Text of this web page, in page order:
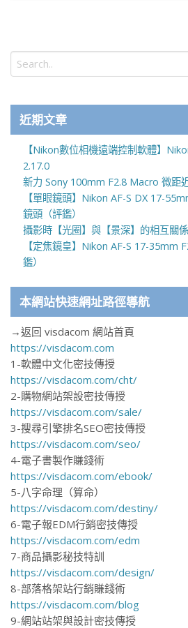
近期文章
【Nikon數位相機遠端控制軟體】
2.17.0
新力 Sony 100mm F2.8 Macro 微距
【單眼鏡頭】Nikon AF-S DX 17-
鏡頭（評鑑）
攝影時【光圈】與【景深】的相互關
【定焦鏡皇】Nikon AF-S 17-35mm
鑑）
本網站快速網址路徑導航
→返回 visdacom 網站首頁
https://visdacom.com
1-軟體中文化密技傳授
https://visdacom.com/cht/
2-購物網站架設密技傳授
https://visdacom.com/sale/
3-搜尋引擎排名SEO密技傳授
https://visdacom.com/seo/
4-電子書製作賺錢術
https://visdacom.com/ebook/
5-八字命理（算命）
https://visdacom.com/destiny/
6-電子報EDM行銷密技傳授
https://visdacom.com/edm
7-商品攝影秘技特訓
https://visdacom.com/design/
8-部落格架站行銷賺錢術
https://visdacom.com/blog
9-網站站架與設計密技傳授